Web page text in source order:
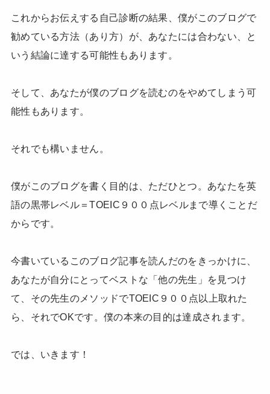
これからお伝えする自己診断の結果、僕がこのブログで
勧めている方法（あり方）が、あなたには合わない、と
いう結論に達する可能性もあります。
そして、あなたが僕のブログを読むのをやめてしまう可
能性もあります。
それでも構いません。
僕がこのブログを書く目的は、ただひとつ。あなたを英
語の黒帯レベル＝TOEIC９００点レベルまで導くことだ
からです。
今書いているこのブログ記事を読んだのをきっかけに、
あなたが自分にとってベストな「他の先生」を見つけ
て、その先生のメソッドでTOEIC９００点以上取れた
ら、それでOKです。僕の本来の目的は達成されます。
では、いきます！